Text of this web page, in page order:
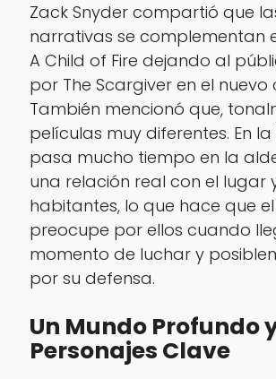
Zack Snyder compartió que
narrativas se complementan
A Child of Fire dejando al
por The Scargiveren el nuevo
También mencionó que,
películas muy diferentes. En la
pasa mucho tiempo en la
una relación real con el lugar
habitantes, lo que hace que
preocupe por ellos cuando
momento de luchar y
por su defensa.
Un Mundo Profundo
Personajes Clave